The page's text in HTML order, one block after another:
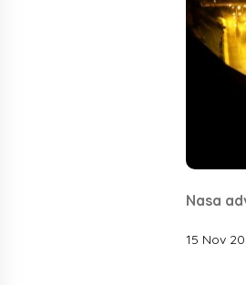
Nasa
15 Nov